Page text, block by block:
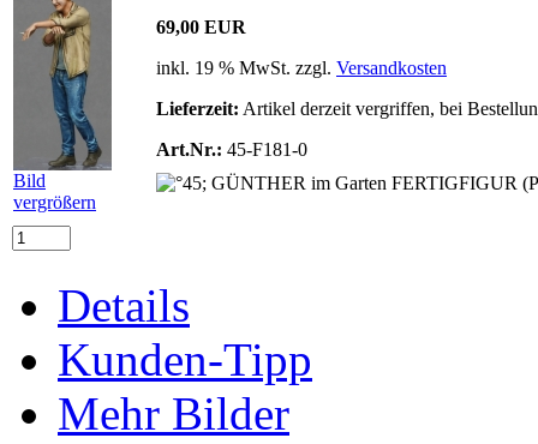
Bild
vergrößern
69,00 EUR
inkl. 19 % MwSt. zzgl. Versandkosten
Lieferzeit: Artikel derzeit vergriffen, bei
Art.Nr.: 45-F181-0
Details
Kunden-Tipp
Mehr Bilder